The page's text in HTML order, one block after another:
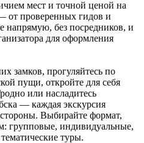
мест и точной ценой на
от проверенных гидов и
напрямую, без посредников, и
для оформления
замков, прогуляйтесь по
пущи, откройте для себя
или насладитесь
— каждая экскурсия
Выбирайте формат,
групповые, индивидуальные,
туры.